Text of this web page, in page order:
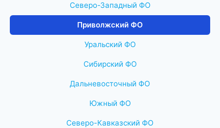
Северо-Западный ФО
Приволжский ФО
Уральский ФО
Сибирский ФО
Дальневосточный ФО
Южный ФО
Северо-Кавказский ФО